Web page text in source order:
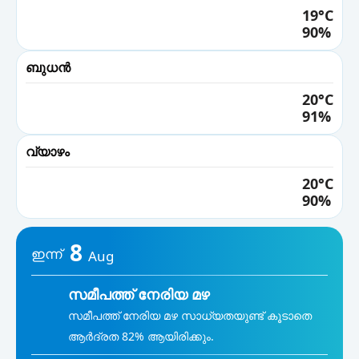
20°
04 PM
20°
20°
07 PM
19°C
90%
ബുധൻ
20°C
91%
വ്യാഴം
20°C
90%
ഇന്ന് 8Aug
സമീപത്ത് നേരിയ മഴ
സമീപത്ത് നേരിയ മഴ സാധ്യതയുണ്ട് കൂടാതെ
ആർദ്രത 82% ആയിരിക്കും.